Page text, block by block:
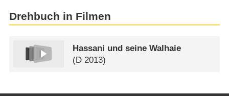
Drehbuch in Filmen
Hassani und seine Walhaie
(D 2013)